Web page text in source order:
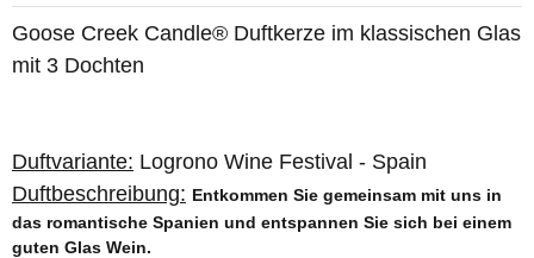
Goose Creek Candle® Duftkerze im klassischen Glas
mit 3 Dochten
Duftvariante: Logrono Wine Festival - Spain
Duftbeschreibung: Entkommen Sie gemeinsam mit uns in
das romantische Spanien und entspannen Sie sich bei einem
guten Glas Wein.